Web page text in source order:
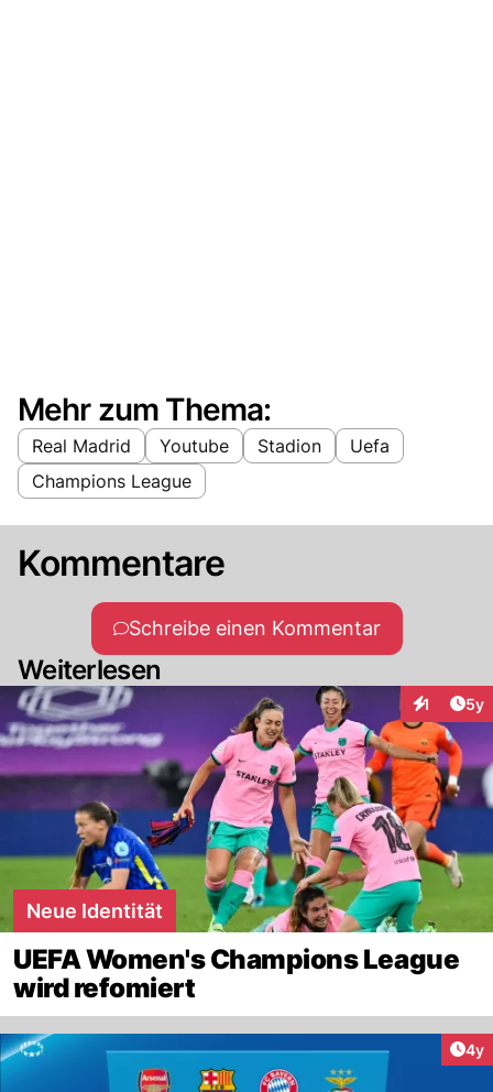
Mehr zum Thema:
Real Madrid Youtube Stadion
Uefa
Champions League
Kommentare
Schreibe einen Kommentar
Weiterlesen
1 5y
Neue Identität
UEFA Women's Champions League
wird refomiert
4y